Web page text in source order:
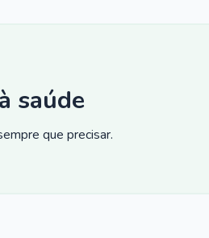
saúde
que precisar.